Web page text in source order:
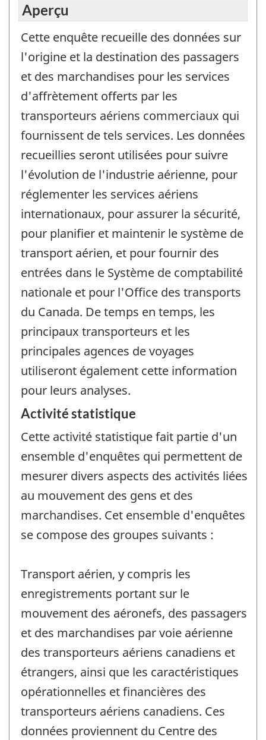
Aperçu
Cette enquête recueille des données sur
l'origine et la destination des passagers
et des marchandises pour les services
d'affrètement offerts par les
transporteurs aériens commerciaux qui
fournissent de tels services. Les données
recueillies seront utilisées pour suivre
l'évolution de l'industrie aérienne, pour
réglementer les services aériens
internationaux, pour assurer la sécurité,
pour planifier et maintenir le système de
transport aérien, et pour fournir des
entrées dans le Système de comptabilité
nationale et pour l'Office des transports
du Canada. De temps en temps, les
principaux transporteurs et les
principales agences de voyages
utiliseront également cette information
pour leurs analyses.
Activité statistique
Cette activité statistique fait partie d'un
ensemble d'enquêtes qui permettent de
mesurer divers aspects des activités liées
au mouvement des gens et des
marchandises. Cet ensemble d'enquêtes
se compose des groupes suivants :
Transport aérien, y compris les
enregistrements portant sur le
mouvement des aéronefs, des passagers
et des marchandises par voie aérienne
des transporteurs aériens canadiens et
étrangers, ainsi que les caractéristiques
opérationnelles et financières des
transporteurs aériens canadiens. Ces
données proviennent du Centre des